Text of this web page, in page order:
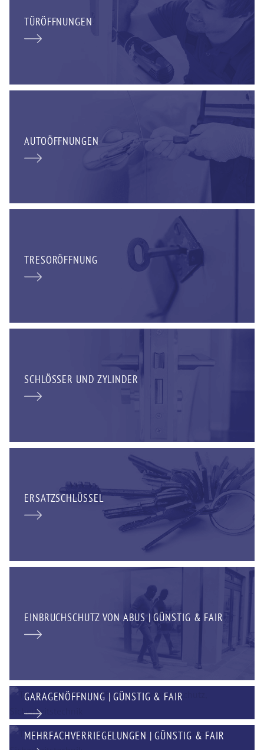
TÜRÖFFNUNGEN
AUTOÖFFNUNGEN
TRESORÖFFNUNG
SCHLÖSSER UND ZYLINDER
ERSATZSCHLÜSSEL
EINBRUCHSCHUTZ VON ABUS | GÜNSTIG & FAIR
GARAGENÖFFNUNG | GÜNSTIG & FAIR
MEHRFACHVERRIEGELUNGEN | GÜNSTIG & FAIR